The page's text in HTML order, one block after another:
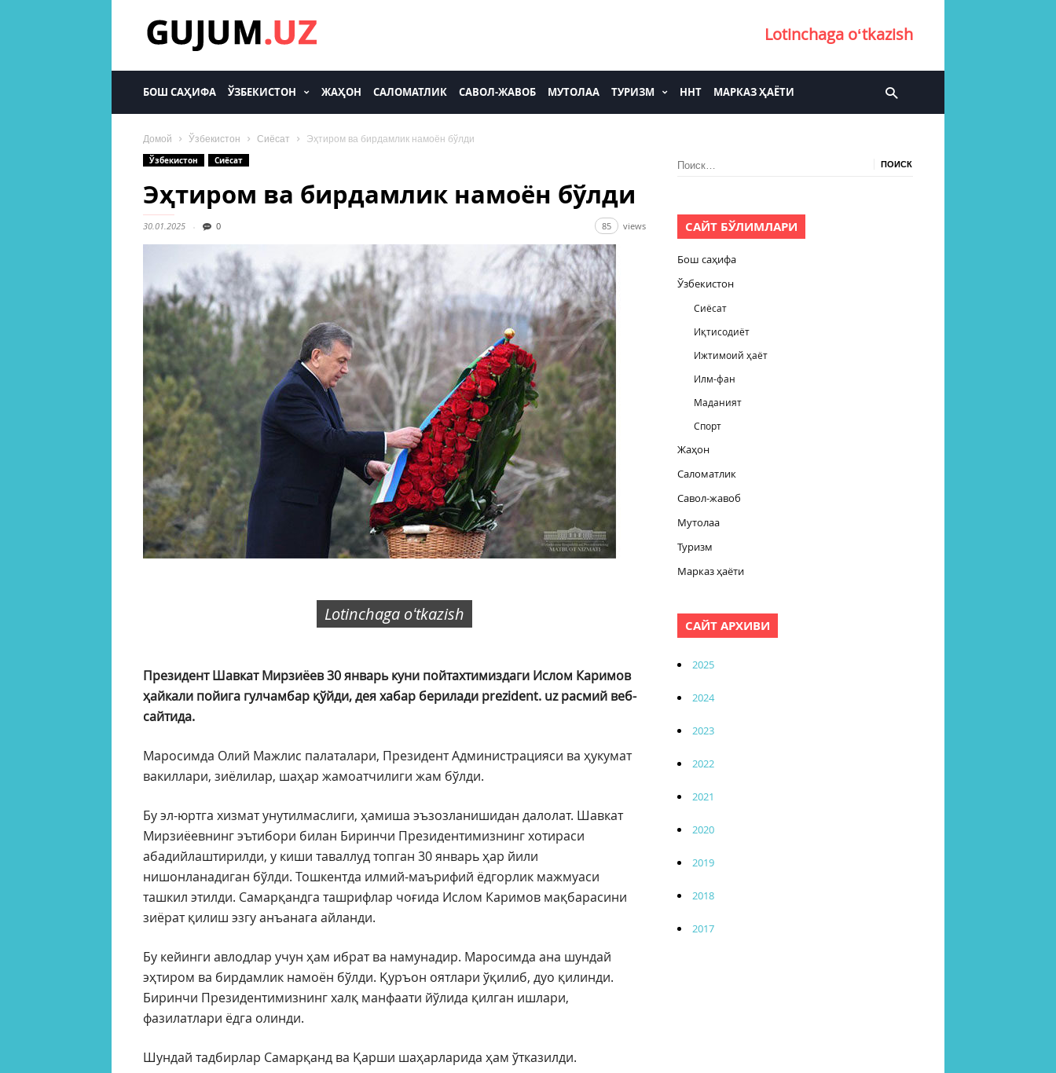
Lotinchaga oʻtkazish
БОШ САҲИФА ЎЗБЕКИСТОН ЖАҲОН САЛОМАТЛИК САВОЛ-ЖАВОБ МУТОЛАА ТУРИЗМ ННТ МАРКАЗ ҲАЁТИ
Домой Ўзбекистон Сиёсат
Эҳтиром ва бирдамлик намоён бўлди
Ўзбекистон
Сиёсат
Эҳтиром ва бирдамлик намоён бўлди
30.01.2025 0 85 views
Lotinchaga oʻtkazish
Президент Шавкат Мирзиёев 30 январь куни пойтахтимиздаги Ислом Каримов
ҳайкали пойига гулчамбар қўйди, дея хабар берилади prezident. uz расмий веб-
сайтида.
Маросимда Олий Мажлис палаталари, Президент Администрацияси ва ҳукумат
вакиллари, зиёлилар, шаҳар жамоатчилиги жам бўлди.
Бу эл-юртга хизмат унутилмаслиги, ҳамиша эъзозланишидан далолат. Шавкат
Мирзиёевнинг эътибори билан Биринчи Президентимизнинг хотираси
абадийлаштирилди, у киши таваллуд топган 30 январь ҳар йили
нишонланадиган бўлди. Тошкентда илмий-маърифий ёдгорлик мажмуаси
ташкил этилди. Самарқандга ташрифлар чоғида Ислом Каримов мақбарасини
зиёрат қилиш эзгу анъанага айланди.
Бу кейинги авлодлар учун ҳам ибрат ва намунадир. Маросимда ана шундай
эҳтиром ва бирдамлик намоён бўлди. Қуръон оятлари ўқилиб, дуо қилинди.
Биринчи Президентимизнинг халқ манфаати йўлида қилган ишлари,
фазилатлари ёдга олинди.
Шундай тадбирлар Самарқанд ва Қарши шаҳарларида ҳам ўтказилди.
Найти:
САЙТ БЎЛИМЛАРИ
Бош саҳифа
Ўзбекистон
Сиёсат
Иқтисодиёт
Ижтимоий ҳаёт
Илм-фан
Маданият
Спорт
Жаҳон
Саломатлик
Савол-жавоб
Мутолаа
Туризм
Марказ ҳаёти
САЙТ АРХИВИ
2025
2024
2023
2022
2021
2020
2019
2018
2017